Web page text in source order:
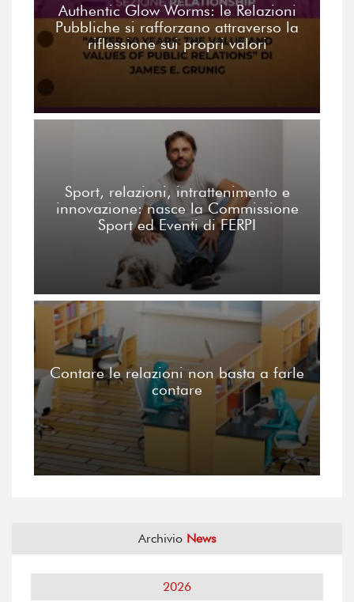
Authentic Glow Worms: le Relazioni
Pubbliche si rafforzano attraverso la
riflessione sui propri valori
Sport, relazioni, intrattenimento e
innovazione: nasce la Commissione
Sport ed Eventi di FERPI
Contare le relazioni non basta a farle
contare
Archivio News
2026